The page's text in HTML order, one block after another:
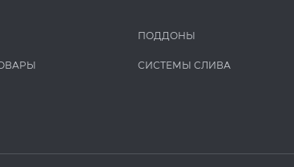
ПОДДОНЫ
СИСТЕМЫ СЛИВА